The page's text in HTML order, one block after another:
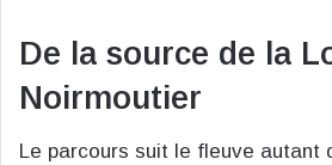
De la source de la
Noirmoutier
Le parcours suit le fleuve autant